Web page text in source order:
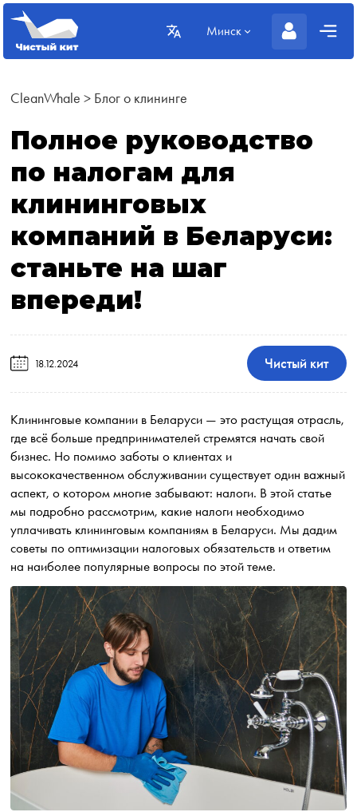
Минск
CleanWhale > Блог о клининге
Полное руководство
по налогам для
клининговых
компаний в Беларуси:
станьте на шаг
впереди!
18.12.2024 Чистый кит
Клининговые компании в Беларуси — это растущая отрасль,
где всё больше предпринимателей стремятся начать свой
бизнес. Но помимо заботы о клиентах и
высококачественном обслуживании существует один важный
аспект, о котором многие забывают: налоги. В этой статье
мы подробно рассмотрим, какие налоги необходимо
уплачивать клининговым компаниям в Беларуси. Мы дадим
советы по оптимизации налоговых обязательств и ответим
на наиболее популярные вопросы по этой теме.